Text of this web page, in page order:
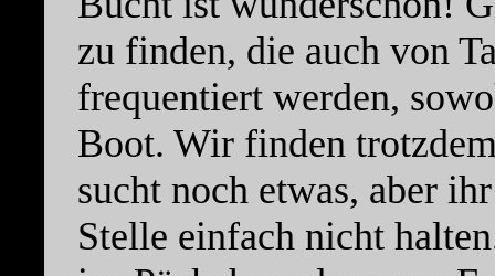
zu finden, die auch von
frequentiert werden,
Boot. Wir finden
sucht noch etwas, aber
Stelle einfach nicht